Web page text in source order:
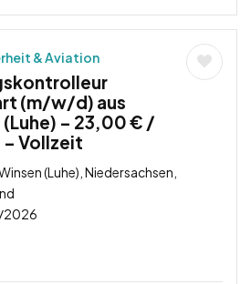
& Aviation
(m/w/d) aus
(Luhe) – 23,00 € /
Vollzeit
(Luhe), Niedersachsen,